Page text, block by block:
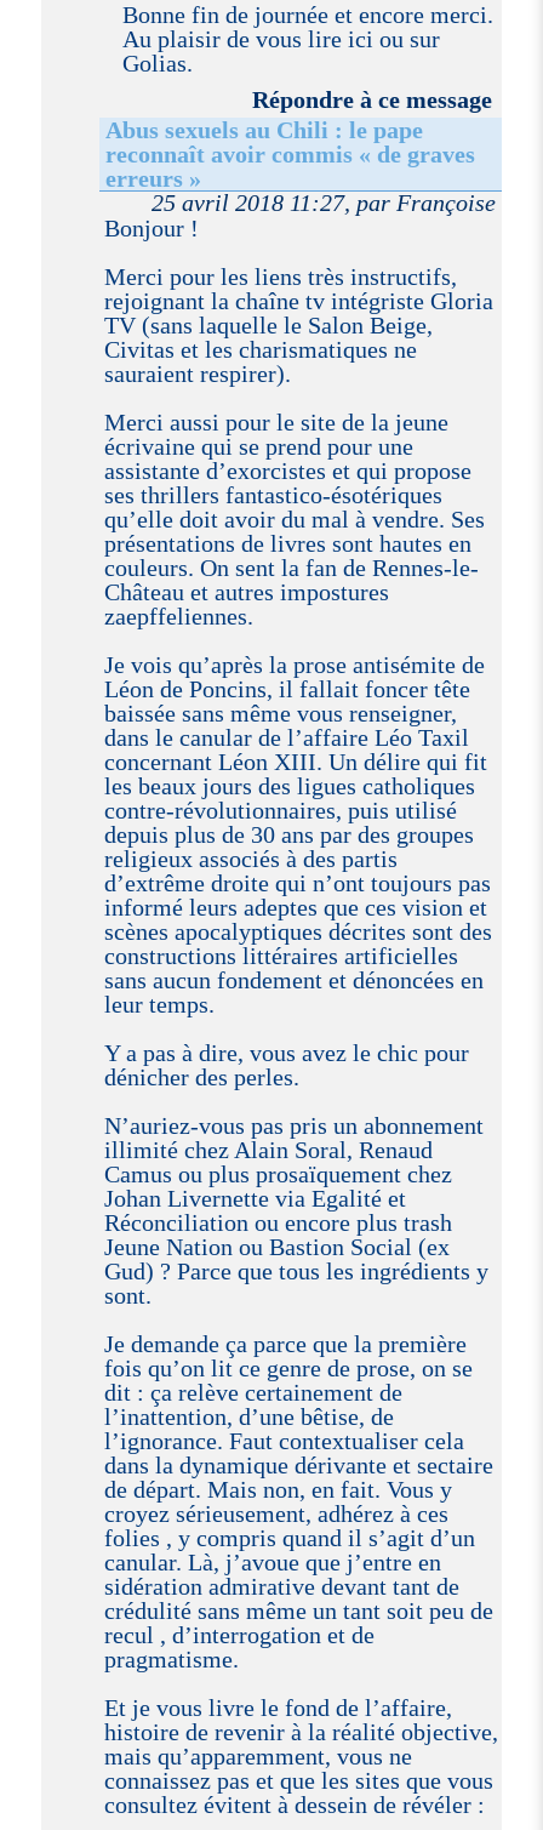
Bonne fin de journée et encore merci.
Au plaisir de vous lire ici ou sur
Golias.
Répondre à ce message
Abus sexuels au Chili : le pape
reconnaît avoir commis « de graves
erreurs »
25 avril 2018 11:27, par Françoise
Bonjour !
Merci pour les liens très instructifs,
rejoignant la chaîne tv intégriste Gloria
TV (sans laquelle le Salon Beige,
Civitas et les charismatiques ne
sauraient respirer).
Merci aussi pour le site de la jeune
écrivaine qui se prend pour une
assistante d’exorcistes et qui propose
ses thrillers fantastico-ésotériques
qu’elle doit avoir du mal à vendre. Ses
présentations de livres sont hautes en
couleurs. On sent la fan de Rennes-le-
Château et autres impostures
zaepffeliennes.
Je vois qu’après la prose antisémite de
Léon de Poncins, il fallait foncer tête
baissée sans même vous renseigner,
dans le canular de l’affaire Léo Taxil
concernant Léon XIII. Un délire qui fit
les beaux jours des ligues catholiques
contre-révolutionnaires, puis utilisé
depuis plus de 30 ans par des groupes
religieux associés à des partis
d’extrême droite qui n’ont toujours pas
informé leurs adeptes que ces vision et
scènes apocalyptiques décrites sont des
constructions littéraires artificielles
sans aucun fondement et dénoncées en
leur temps.
Y a pas à dire, vous avez le chic pour
dénicher des perles.
N’auriez-vous pas pris un abonnement
illimité chez Alain Soral, Renaud
Camus ou plus prosaïquement chez
Johan Livernette via Egalité et
Réconciliation ou encore plus trash
Jeune Nation ou Bastion Social (ex
Gud) ? Parce que tous les ingrédients y
sont.
Je demande ça parce que la première
fois qu’on lit ce genre de prose, on se
dit : ça relève certainement de
l’inattention, d’une bêtise, de
l’ignorance. Faut contextualiser cela
dans la dynamique dérivante et sectaire
de départ. Mais non, en fait. Vous y
croyez sérieusement, adhérez à ces
folies , y compris quand il s’agit d’un
canular. Là, j’avoue que j’entre en
sidération admirative devant tant de
crédulité sans même un tant soit peu de
recul , d’interrogation et de
pragmatisme.
Et je vous livre le fond de l’affaire,
histoire de revenir à la réalité objective,
mais qu’apparemment, vous ne
connaissez pas et que les sites que vous
consultez évitent à dessein de révéler :